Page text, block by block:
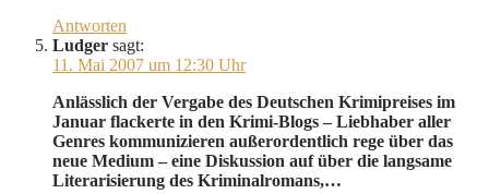
Antworten
Ludger sagt:
11. Mai 2007 um 12:30 Uhr
Anlässlich der Vergabe des Deutschen Krimipreises im
Januar flackerte in den Krimi-Blogs – Liebhaber aller
Genres kommunizieren außerordentlich rege über das
neue Medium – eine Diskussion auf über die langsame
Literarisierung des Kriminalromans,…